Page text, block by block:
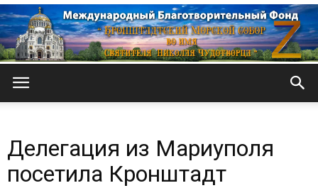
Морской
Делегация из Мариуполя
посетила Кронштадт